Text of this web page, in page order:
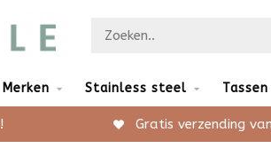
Merken Stainless steel
Gratis verzending